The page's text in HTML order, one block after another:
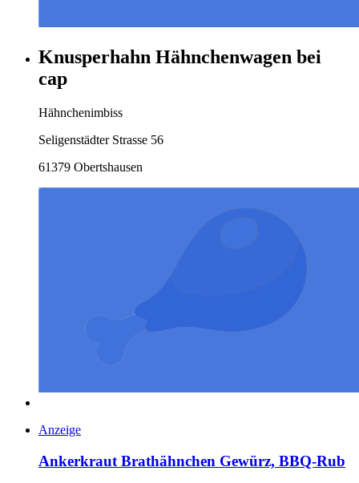
Knusperhahn Hähnchenwagen bei
cap
Hähnchenimbiss
Seligenstädter Strasse 56
61379 Obertshausen
Anzeige
Ankerkraut Brathähnchen Gewürz, BBQ-Rub